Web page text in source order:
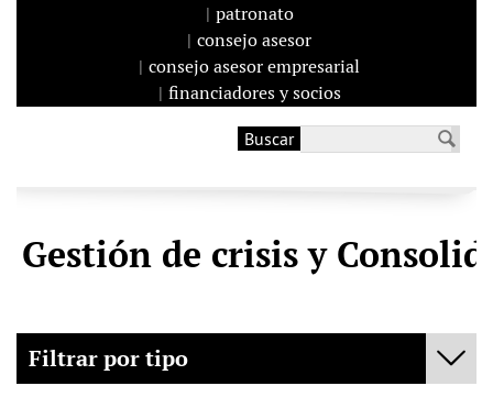
patronato
consejo asesor
consejo asesor empresarial
financiadores y socios
búsqueda
Buscar
Gestión de crisis y
Filtrar por tipo